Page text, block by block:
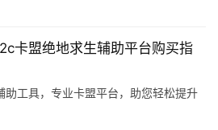
卡盟绝地求生辅助平台购买指
助工具，专业卡盟平台，助您轻松提升